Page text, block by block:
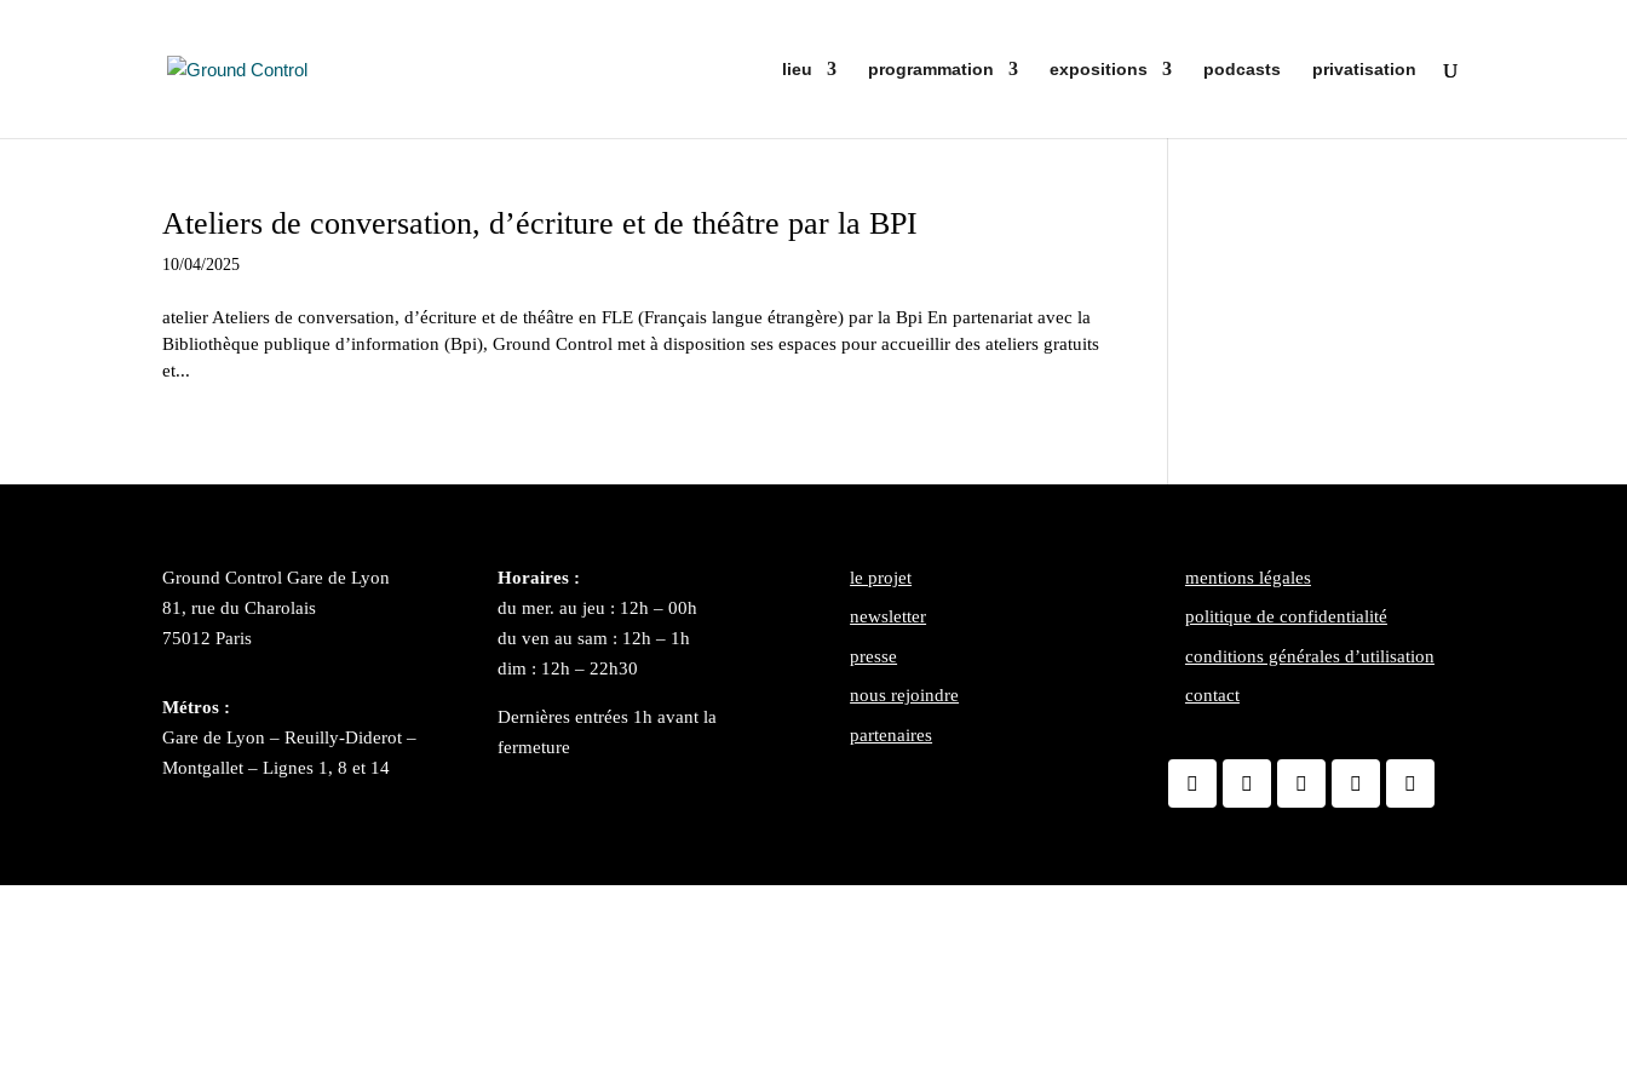
lieu programmation expositions podcasts privatisation
Ateliers de conversation, d’écriture et de théâtre par la BPI
10/04/2025
atelier Ateliers de conversation, d’écriture et de théâtre en FLE (Français langue étrangère) par la Bpi En partenariat avec la
Bibliothèque publique d’information (Bpi), Ground Control met à disposition ses espaces pour accueillir des ateliers gratuits
et...
Ground Control Gare de Lyon
81, rue du Charolais
75012 Paris
Métros :
Gare de Lyon – Reuilly-Diderot –
Montgallet – Lignes 1, 8 et 14
Horaires :
du mer. au jeu : 12h – 00h
du ven au sam : 12h – 1h
dim : 12h – 22h30
Dernières entrées 1h avant la
fermeture
le projet
newsletter
presse
nous rejoindre
partenaires
mentions légales
politique de confidentialité
conditions générales d’utilisation
contact